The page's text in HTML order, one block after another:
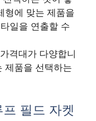
형에 맞는 제품을
일을 연출할 수
격대가 다양합니
제품을 선택하는
필드 자켓